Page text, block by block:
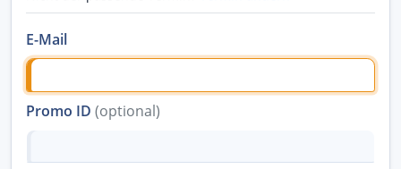
E-Mail
Promo ID (optional)